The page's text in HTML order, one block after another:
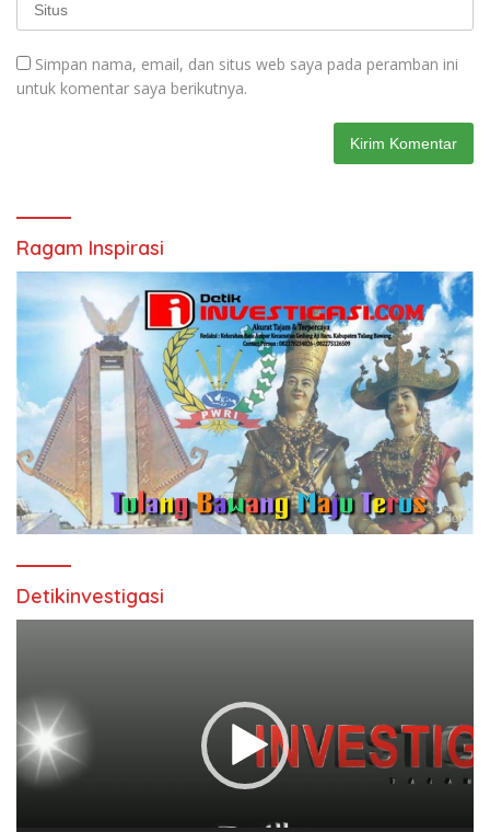
Simpan nama, email, dan situs web saya pada peramban ini
untuk komentar saya berikutnya.
Ragam Inspirasi
Detikinvestigasi